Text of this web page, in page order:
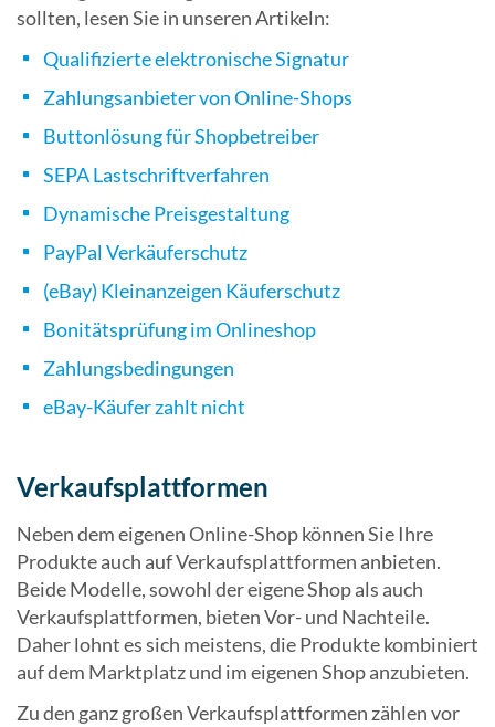
sollten, lesen Sie in unseren Artikeln:
Qualifizierte elektronische Signatur
Zahlungsanbieter von Online-Shops
Buttonlösung für Shopbetreiber
SEPA Lastschriftverfahren
Dynamische Preisgestaltung
PayPal Verkäuferschutz
(eBay) Kleinanzeigen Käuferschutz
Bonitätsprüfung im Onlineshop
Zahlungsbedingungen
eBay-Käufer zahlt nicht
Verkaufsplattformen
Neben dem eigenen Online-Shop können Sie Ihre
Produkte auch auf Verkaufsplattformen anbieten.
Beide Modelle, sowohl der eigene Shop als auch
Verkaufsplattformen, bieten Vor- und Nachteile.
Daher lohnt es sich meistens, die Produkte kombiniert
auf dem Marktplatz und im eigenen Shop anzubieten.
Zu den ganz großen Verkaufsplattformen zählen vor